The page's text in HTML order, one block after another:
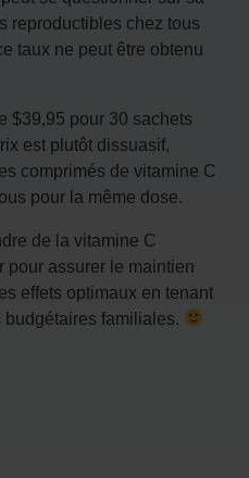
reproductibles chez tous
taux ne peut être obtenu
$39,95 pour 30 sachets
est plutôt dissuasif,
comprimés de vitamine C
pour la même dose.
de la vitamine C
pour assurer le maintien
effets optimaux en tenant
familiales.